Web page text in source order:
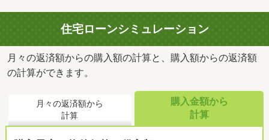
住宅ローンシミュレーション
月々の返済額からの購入額の計算と、購入額からの返済額
の計算ができます。
月々の返済額から
計算
購入金額から
計算